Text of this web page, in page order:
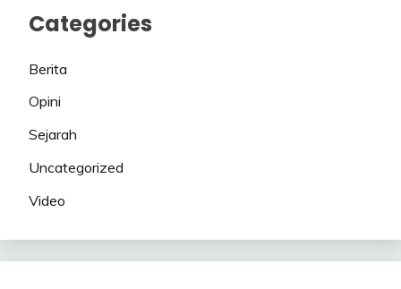
Categories
Berita
Opini
Sejarah
Uncategorized
Video